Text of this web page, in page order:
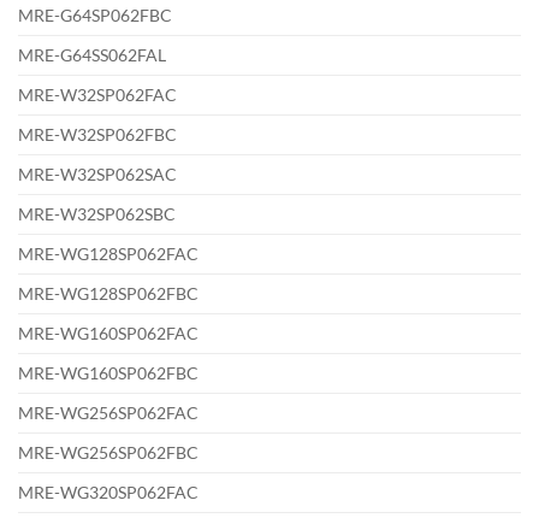
MRE-G64SP062FBC
MRE-G64SS062FAL
MRE-W32SP062FAC
MRE-W32SP062FBC
MRE-W32SP062SAC
MRE-W32SP062SBC
MRE-WG128SP062FAC
MRE-WG128SP062FBC
MRE-WG160SP062FAC
MRE-WG160SP062FBC
MRE-WG256SP062FAC
MRE-WG256SP062FBC
MRE-WG320SP062FAC